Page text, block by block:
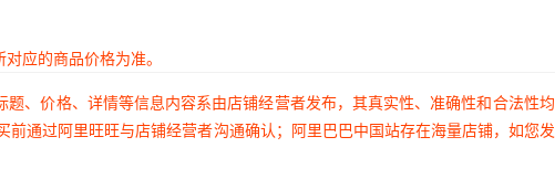
应的商品价格为准。
、价格、详情等信息内容系由店铺经营者发布，其真实性、准确性和合法性
通过阿里旺旺与店铺经营者沟通确认；阿里巴巴中国站存在海量店铺，如您